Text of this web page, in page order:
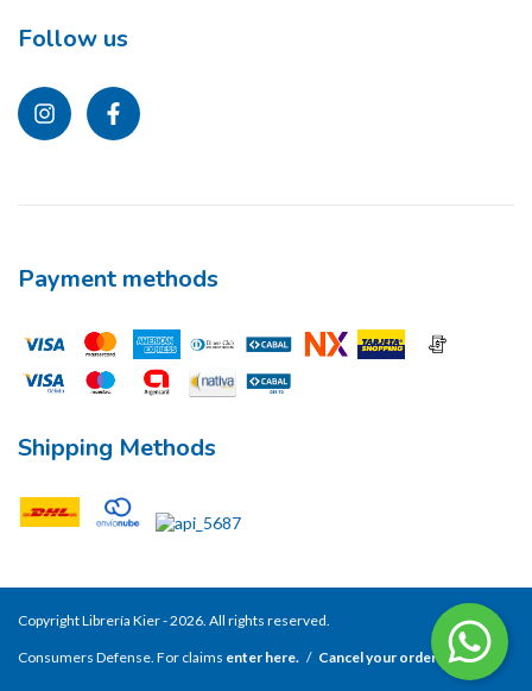
Follow us
Payment methods
Shipping Methods
Copyright Librería Kier - 2026. All rights reserved.
Consumers Defense. For claims enter here. / Cancel your order